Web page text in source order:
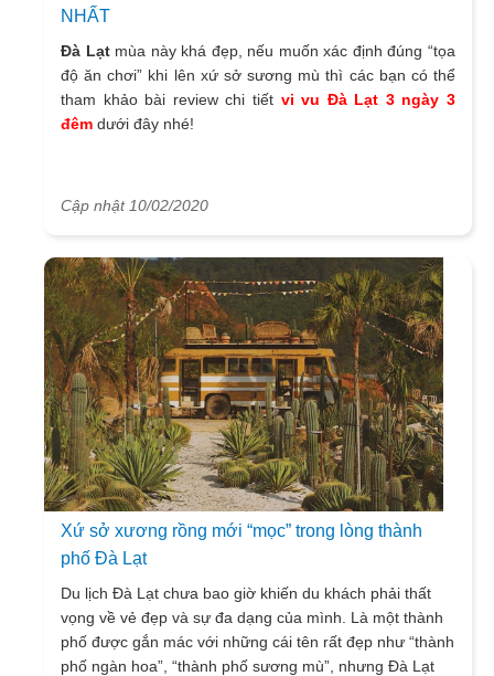
NHẤT
Đà Lạt mùa này khá đẹp, nếu muốn xác định đúng “tọa
độ ăn chơi” khi lên xứ sở sương mù thì các bạn có thể
tham khảo bài review chi tiết vi vu Đà Lạt 3 ngày 3
đêm dưới đây nhé!
Cập nhật 10/02/2020
Xứ sở xương rồng mới “mọc” trong lòng thành
phố Đà Lạt
Du lịch Đà Lạt chưa bao giờ khiến du khách phải thất
vọng về vẻ đẹp và sự đa dạng của mình. Là một thành
phố được gắn mác với những cái tên rất đẹp như “thành
phố ngàn hoa”, “thành phố sương mù”, nhưng Đà Lạt